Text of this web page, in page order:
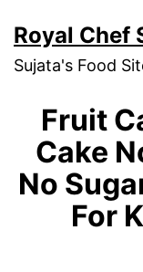
to
content
Royal Chef
Sujata's Food
Fruit
Cake
No
For